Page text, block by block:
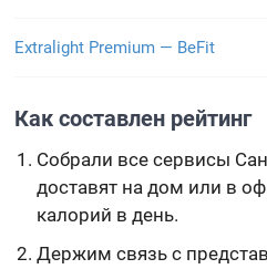
Extralight Premium — BeFit
Как составлен рейтинг
Собрали все сервисы
доставят на дом или в
калорий в день.
Держим связь с